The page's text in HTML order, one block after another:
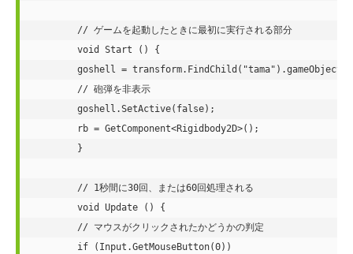
        goshell = transform.FindChild("tama").gameObject;
        // 砲弾を非表示
        goshell.SetActive(false);
        rb = GetComponent<Rigidbody2D>();
        // マウスがクリックされたかどうかの判定
        if (Input.GetMouseButton(0))